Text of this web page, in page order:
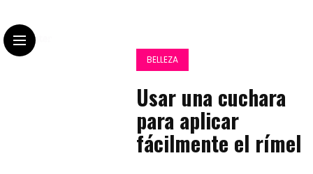
BELLEZA
Usar una cuchara
para aplicar
fácilmente el rímel